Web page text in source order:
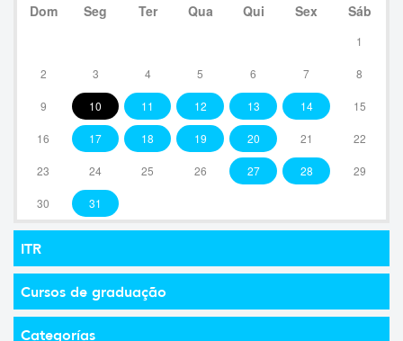
Dom Seg Ter Qua Qui Sex Sáb
1
2 3 4 5 6 7 8
9 10 11 12 13 14 15
16 17 18 19 20 21 22
23 24 25 26 27 28 29
30 31
ITR
Cursos de graduação
Categorías